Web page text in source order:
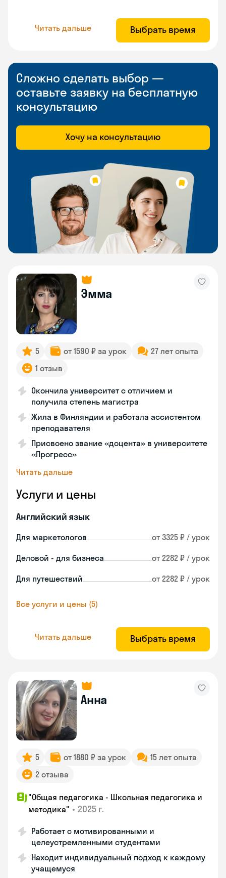
Читать дальше Выбрать время
Сложно сделать выбор —
оставьте заявку на бесплатную
консультацию
Хочу на консультацию
Эмма
5 от 1590 ₽ за урок
27 лет опыта
1 отзыв
Окончила университет с отличием и
получила степень магистра
Жила в Финляндии и работала ассистентом
преподавателя
Присвоено звание «доцента» в университете
«Прогресс»
Читать дальше
Услуги и цены
Английский язык
Для маркетологов от 3325 ₽ / урок
Деловой - для бизнеса от 2282 ₽ / урок
Для путешествий от 2282 ₽ / урок
Все услуги и цены (5)
Читать дальше Выбрать время
Анна
5 от 1880 ₽ за урок
15 лет опыта
2 отзыва
"Общая педагогика - Школьная педагогика и
методика" • 2025 г.
Работает с мотивированными и
целеустремленными студентами
Находит индивидуальный подход к каждому
учащемуся